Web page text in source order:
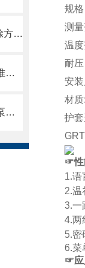
SEKO机械隔膜计量泵电机故障排除方法1
防爆机械隔膜计量泵：安全高效，准确计量新选择
工业流体传输新选择：耐腐蚀计量泵的特性、应用与维护详解
规
测
温
耐
安
材
护
☞
1.语
2.温
3.一
4.两
5.密
6.菜
☞